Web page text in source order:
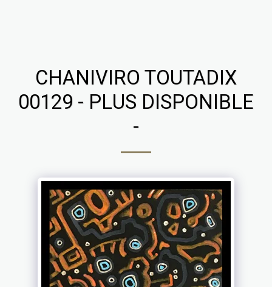
CHANIVIRO TOUTADIX
00129 - PLUS DISPONIBLE
-